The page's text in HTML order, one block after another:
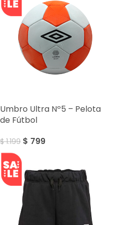
Umbro Ultra Nº5 – Pelota
de Fútbol
$1.199 $ 799